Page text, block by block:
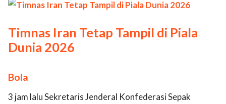
Timnas Iran Tetap Tampil di Piala
Dunia 2026
Bola
3 jam lalu Sekretaris Jenderal Konfederasi Sepak